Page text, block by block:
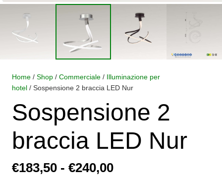
Home / Shop / Commerciale / Illuminazione per
hotel / Sospensione 2 braccia LED Nur
Sospensione 2
braccia LED Nur
€183,50 - €240,00Fascia